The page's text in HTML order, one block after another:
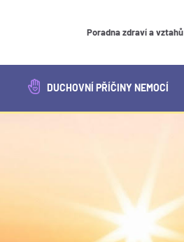
Poradna zdraví a vztahů
DUCHOVNÍ PŘÍČINY NEMOCÍ